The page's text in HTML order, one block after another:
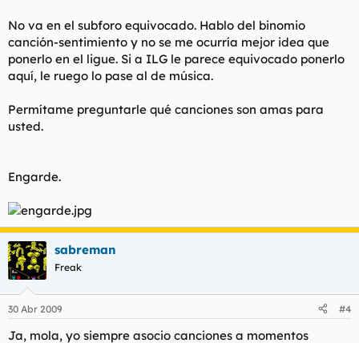
No va en el subforo equivocado. Hablo del binomio
canción-sentimiento y no se me ocurría mejor idea que
ponerlo en el ligue. Si a ILG le parece equivocado ponerlo
aquí, le ruego lo pase al de música.
Permítame preguntarle qué canciones son amas para
usted.
Engarde.
sabreman
Freak
30 Abr 2009 #4
Ja, mola, yo siempre asocio canciones a momentos